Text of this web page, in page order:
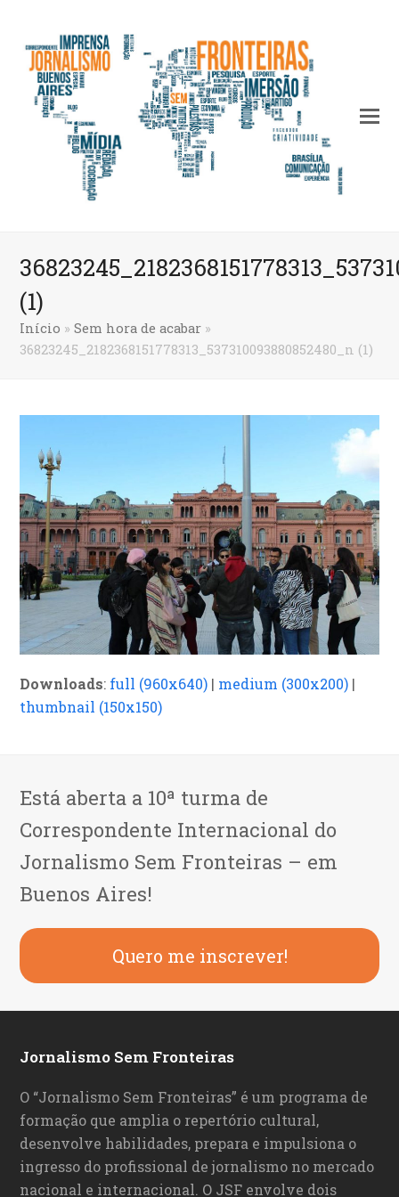
(1)
Início »Sem hora de acabar »
36823245_2182368151778313_537310093880852480_n (1)
Downloads: full (960x640) | medium (300x200) |
thumbnail (150x150)
Está aberta a 10ª turma de
Correspondente Internacional do
Jornalismo Sem Fronteiras – em
Buenos Aires!
Quero me inscrever!
Jornalismo Sem Fronteiras
O “Jornalismo Sem Fronteiras” é um programa de
formação que amplia o repertório cultural,
desenvolve habilidades, prepara e impulsiona o
ingresso do profissional de jornalismo no mercado
nacional e internacional. O JSF envolve dois